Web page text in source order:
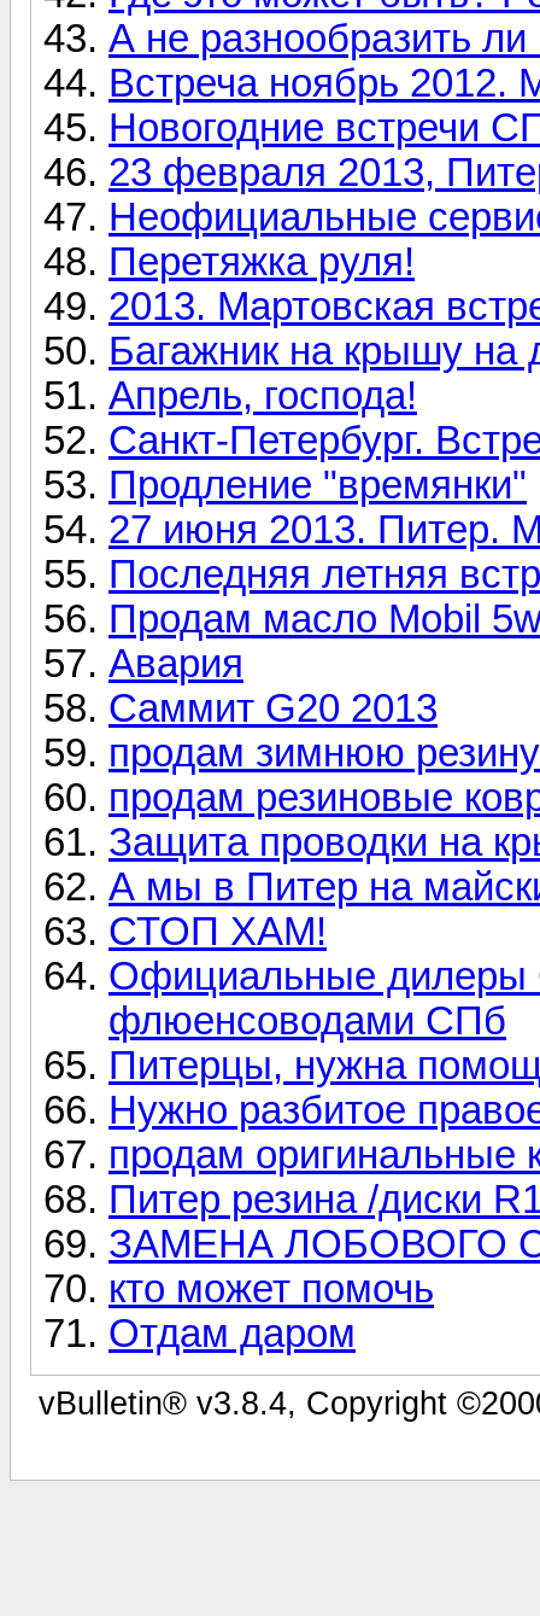
А не разнообразить ли
Встреча ноябрь 2012.
Новогодние встречи
23 февраля 2013,
Неофициальные
Перетяжка руля!
2013. Мартовская
Багажник на крышу на
Апрель, господа!
Санкт-Петербург.
Продление "времянки"
27 июня 2013. Питер.
Последняя летняя
Продам масло Mobil
Авария
Саммит G20 2013
продам зимнюю
продам резиновые
Защита проводки на
А мы в Питер на
СТОП ХАМ!
Официальные
флюенсоводами СПб
Питерцы, нужна
Нужно разбитое
продам оригинальные
Питер резина /диски
ЗАМЕНА ЛОБОВОГО
кто может помочь
Отдам даром
vBulletin® v3.8.4, Copyright